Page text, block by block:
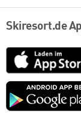
Skiresort.de
App
Store